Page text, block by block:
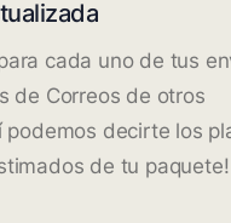
cada uno de tus
de Correos de otros
podemos decirte los
de tu paquete!